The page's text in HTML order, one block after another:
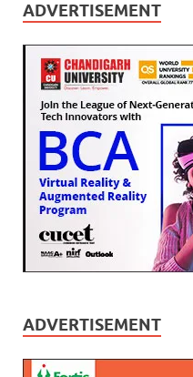
ADVERTISEMENT
ADVERTISEMENT